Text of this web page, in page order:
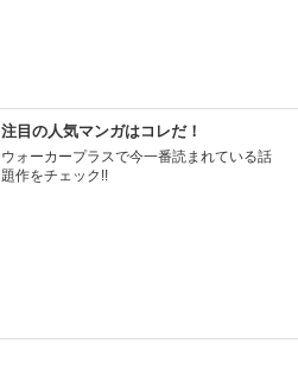
注目の人気マンガはコレだ！
ウォーカープラスで今一番読まれている話
題作をチェック!!